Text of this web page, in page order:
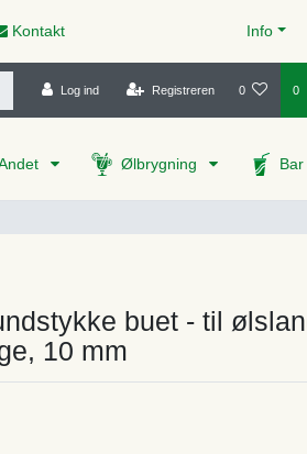
Kontakt Info
Log ind Registreren 0 0
Ølbrygning
buet - til
10 mm